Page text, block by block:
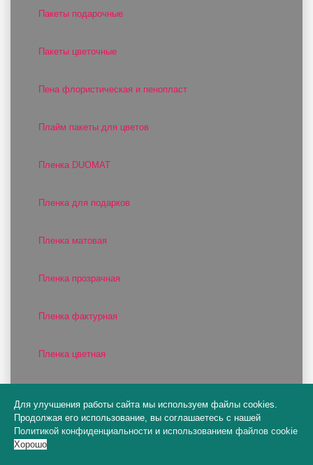
Пакеты подарочные
Пакеты цветочные
Пена флористическая и пенопласт
Плайм пакеты для цветов
Пленка DUOMAT
Пленка для подарков
Пленка матовая
Пленка прозрачная
Пленка фактурная
Пленка цветная
Полисилк
Для улучшения работы сайта мы используем файлы cookies.
Продолжая его использование, вы соглашаетесь с нашей
Политикой конфиденциальности и использованием файлов cookie
Хорошо